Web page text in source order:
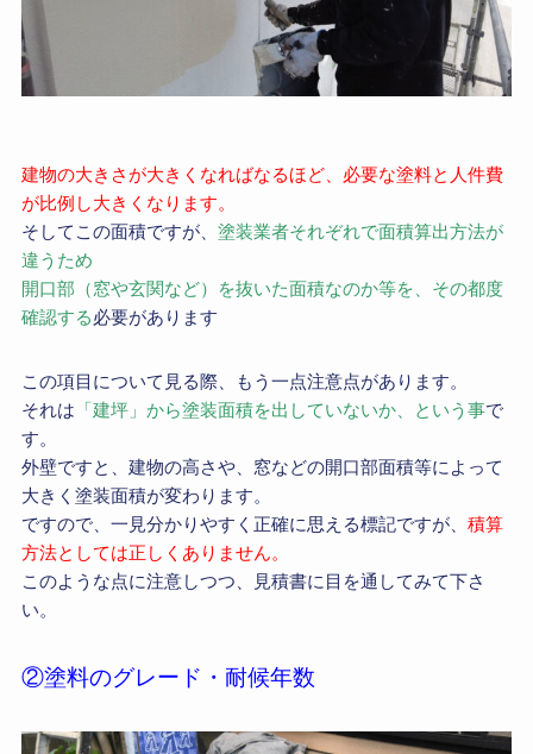
建物の大きさが大きくなればなるほど、必要な塗料と人件費
が比例し大きくなります。
そしてこの面積ですが、 塗装業者それぞれで面積算出方法が
違うため
開口部（窓や玄関など）を抜いた面積なのか等を、その都度
確認する必要があります
この項目について見る際、もう一点注意点があります。
それは 「建坪」から塗装面積を出していないか、という事で
す。
外壁ですと、建物の高さや、窓などの開口部面積等によって
大きく塗装面積が変わります。
ですので、一見分かりやすく正確に思える標記ですが、 積算
方法としては正しくありません。
このような点に注意しつつ、見積書に目を通してみて下さ
い。
②塗料のグレード・耐候年数